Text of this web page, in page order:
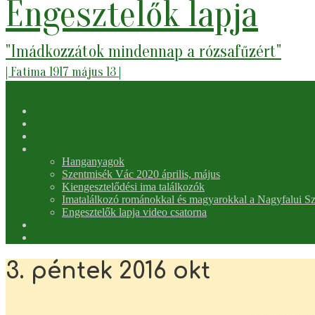
Engesztelők lapja
"Imádkozzátok mindennap a rózsafűzért"
| Fatima 1917 május 13 |
Menu
Hanganyagok
Szentmisék Vác 2020 április, május
Kiengesztelődési ima találkozók
Imatalálkozó románokkal és magyarokkal a Nagyfalui
Engesztelők lapja video csatorna
3. péntek 2016 okt